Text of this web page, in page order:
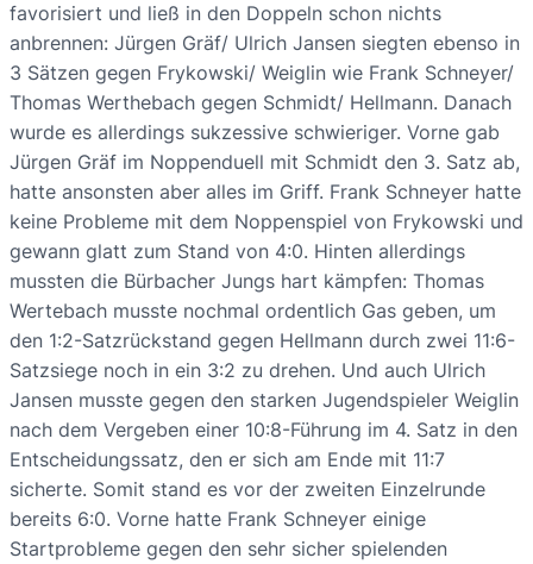
favorisiert und ließ in den Doppeln schon nichts
anbrennen: Jürgen Gräf/ Ulrich Jansen siegten ebenso in
3 Sätzen gegen Frykowski/ Weiglin wie Frank Schneyer/
Thomas Werthebach gegen Schmidt/ Hellmann. Danach
wurde es allerdings sukzessive schwieriger. Vorne gab
Jürgen Gräf im Noppenduell mit Schmidt den 3. Satz ab,
hatte ansonsten aber alles im Griff. Frank Schneyer hatte
keine Probleme mit dem Noppenspiel von Frykowski und
gewann glatt zum Stand von 4:0. Hinten allerdings
mussten die Bürbacher Jungs hart kämpfen: Thomas
Wertebach musste nochmal ordentlich Gas geben, um
den 1:2-Satzrückstand gegen Hellmann durch zwei 11:6-
Satzsiege noch in ein 3:2 zu drehen. Und auch Ulrich
Jansen musste gegen den starken Jugendspieler Weiglin
nach dem Vergeben einer 10:8-Führung im 4. Satz in den
Entscheidungssatz, den er sich am Ende mit 11:7
sicherte. Somit stand es vor der zweiten Einzelrunde
bereits 6:0. Vorne hatte Frank Schneyer einige
Startprobleme gegen den sehr sicher spielenden